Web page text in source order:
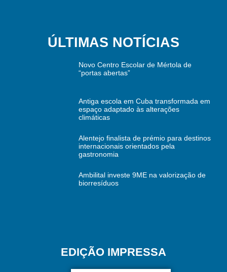
ÚLTIMAS NOTÍCIAS
Novo Centro Escolar de Mértola de
“portas abertas”
Antiga escola em Cuba transformada em
espaço adaptado às alterações
climáticas
Alentejo finalista de prémio para destinos
internacionais orientados pela
gastronomia
Ambilital investe 9ME na valorização de
biorresíduos
EDIÇÃO IMPRESSA